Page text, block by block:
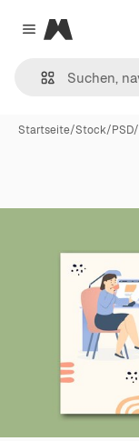
Close menu
Magnific
Startseite/Stock/PSD/